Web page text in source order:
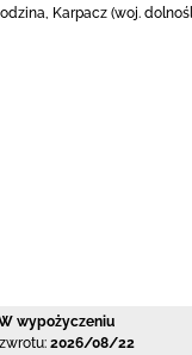
Karpacz (woj.
wypożyczeniu
2026/08/22